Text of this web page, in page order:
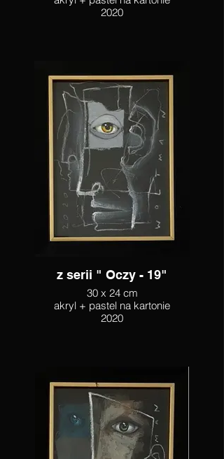
2020
z serii " Oczy - 19"
30 x 24 cm
akryl + pastel na kartonie
2020